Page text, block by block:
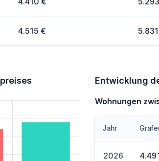
4.515 €
Entwicklung
Wohnungen
Jahr
2026